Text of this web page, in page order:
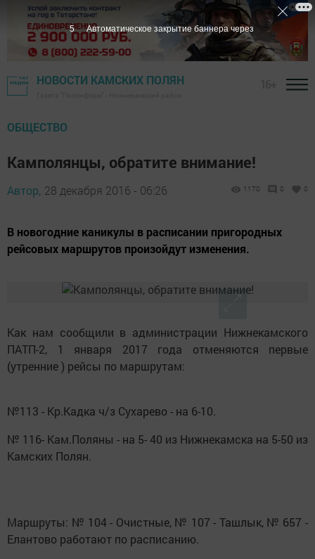
НОВОСТИ КАМСКИХ ПОЛЯН
ОБЩЕСТВО
Камполянцы, обратите внимание!
Автор, 28 декабря 2016 - 06:26 1170 0 0
В новогодние каникулы в расписании пригородных
рейсовых маршрутов произойдут изменения.
Как нам сообщили в администрации Нижнекамского
ПАТП-2, 1 января 2017 года отменяются первые
(утренние ) рейсы по маршрутам:
№113 - Кр.Кадка ч/з Сухарево - на 6-10.
№ 116- Кам.Поляны - на 5- 40 из Нижнекамска на 5-50 из
Камских Полян.
Маршруты: № 104 - Очистные, № 107 - Ташлык, № 657 -
Елантово работают по расписанию.
4 Автоматическое закрытие баннера через